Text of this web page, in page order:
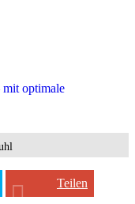
optimale
Teilen